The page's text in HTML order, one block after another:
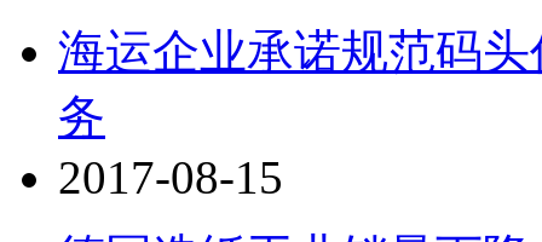
海运企业承诺规范码
务
2017-08-15